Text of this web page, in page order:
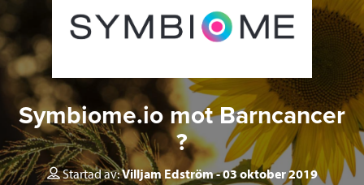
Symbiome.io mot Barncancer
?
Startad av:Villjam Edström 03 oktober 2019